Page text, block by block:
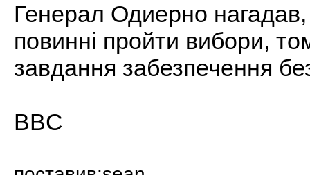
Генерал Одиерно
повинні пройти вибори,
завдання забезпечення
BBC